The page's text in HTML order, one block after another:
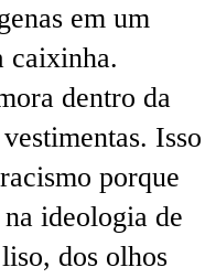
em um
caixinha.
dentro da
Isso
porque
na ideologia de
dos olhos